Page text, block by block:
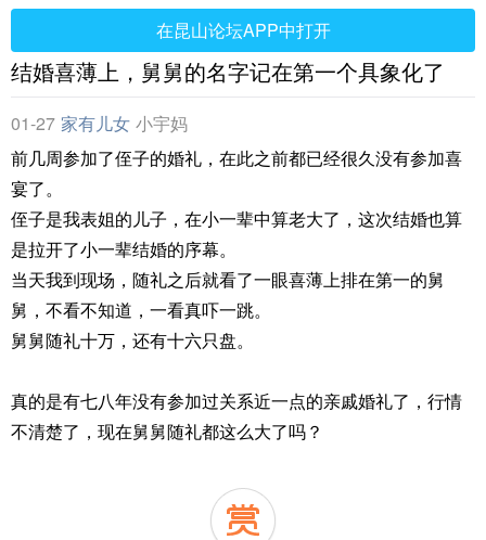
在昆山论坛APP中打开
结婚喜薄上，舅舅的名字记在第一个具象化了
01-27 家有儿女 小宇妈
前几周参加了侄子的婚礼，在此之前都已经很久没有参加喜
宴了。
侄子是我表姐的儿子，在小一辈中算老大了，这次结婚也算
是拉开了小一辈结婚的序幕。
当天我到现场，随礼之后就看了一眼喜薄上排在第一的舅
舅，不看不知道，一看真吓一跳。
舅舅随礼十万，还有十六只盘。
真的是有七八年没有参加过关系近一点的亲戚婚礼了，行情
不清楚了，现在舅舅随礼都这么大了吗？